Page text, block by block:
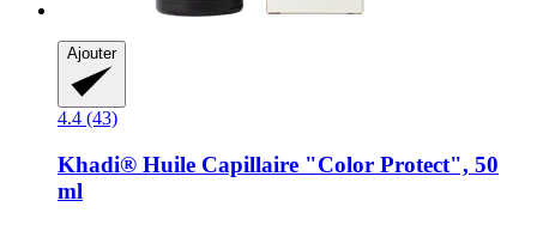
Ajouter
4.4 (43)
Khadi® Huile Capillaire "Color Protect", 50
ml